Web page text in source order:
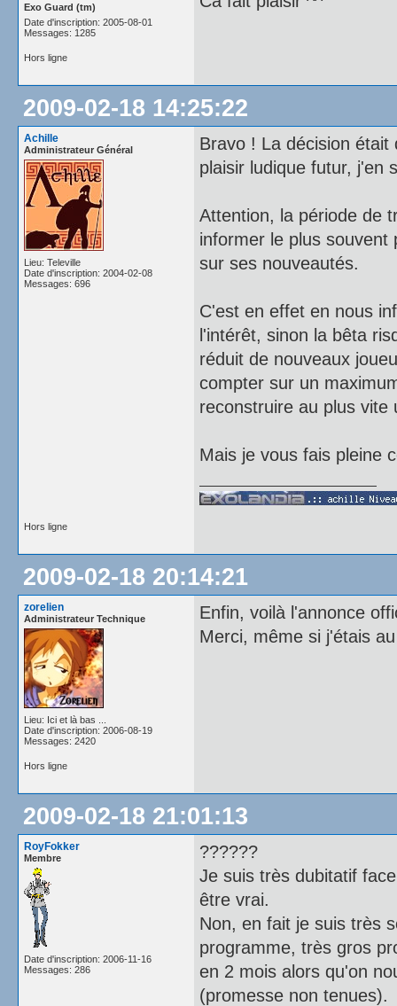
Exo Guard (tm)
Date d'inscription: 2005-08-01
Messages: 1285
Hors ligne
2009-02-18 14:25:22
Achille
Administrateur Général
Lieu: Televille
Date d'inscription: 2004-02-08
Messages: 696
Bravo ! La décision
plaisir ludique futur, j'en
Attention, la période de
informer le plus souvent
sur ses nouveautés.
C'est en effet en nous
l'intérêt, sinon la bêta
réduit de nouveaux
compter sur un
reconstruire au plus vite
Mais je vous fais pleine
Hors ligne
2009-02-18 20:14:21
zorelien
Administrateur Technique
Lieu: Ici et là bas ...
Date d'inscription: 2006-08-19
Messages: 2420
Enfin, voilà l'annonce
Merci, même si j'étais
Hors ligne
2009-02-18 21:01:13
RoyFokker
Membre
Date d'inscription: 2006-11-16
Messages: 286
??????
Je suis très dubitatif
être vrai.
Non, en fait je suis très
programme, très gros
en 2 mois alors qu'on
(promesse non tenues).